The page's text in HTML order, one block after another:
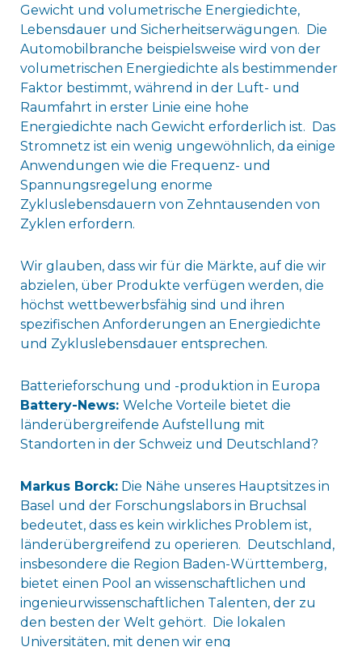
Gewicht und volumetrische Energiedichte,
Lebensdauer und Sicherheitserwägungen. Die
Automobilbranche beispielsweise wird von der
volumetrischen Energiedichte als bestimmender
Faktor bestimmt, während in der Luft- und
Raumfahrt in erster Linie eine hohe
Energiedichte nach Gewicht erforderlich ist. Das
Stromnetz ist ein wenig ungewöhnlich, da einige
Anwendungen wie die Frequenz- und
Spannungsregelung enorme
Zykluslebensdauern von Zehntausenden von
Zyklen erfordern.
Wir glauben, dass wir für die Märkte, auf die wir
abzielen, über Produkte verfügen werden, die
höchst wettbewerbsfähig sind und ihren
spezifischen Anforderungen an Energiedichte
und Zykluslebensdauer entsprechen.
Batterieforschung und -produktion in Europa
Battery-News: Welche Vorteile bietet die
länderübergreifende Aufstellung mit
Standorten in der Schweiz und Deutschland?
Markus Borck:Die Nähe unseres Hauptsitzes in
Basel und der Forschungslabors in Bruchsal
bedeutet, dass es kein wirkliches Problem ist,
länderübergreifend zu operieren. Deutschland,
insbesondere die Region Baden-Württemberg,
bietet einen Pool an wissenschaftlichen und
ingenieurwissenschaftlichen Talenten, der zu
den besten der Welt gehört. Die lokalen
Universitäten, mit denen wir eng